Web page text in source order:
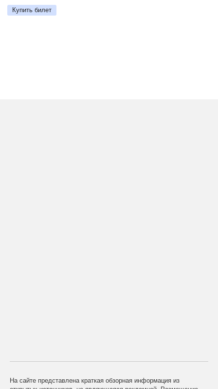
Купить билет
На сайте представлена краткая обзорная информация из